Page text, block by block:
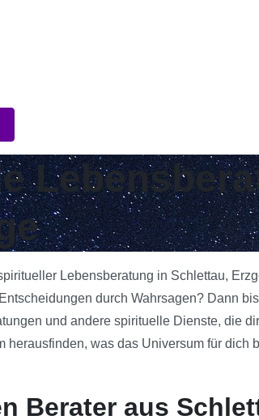
Lebensberatung in Schlettau,
durch Wahrsagen? Dann
und andere spirituelle Dienste, die
herausfinden, was das Universum für
Berater aus